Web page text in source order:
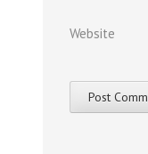
Website